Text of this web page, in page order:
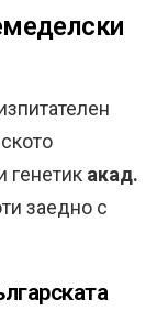
генетик акад.
заедно с